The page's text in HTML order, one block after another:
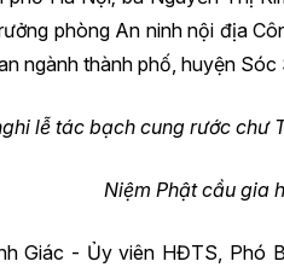
phòng An ninh nội địa
ngành thành phố, huyện Sóc
lễ tác bạch cung rước chư
Niệm Phật cầu gia
Giác - Ủy viên HĐTS, Phó